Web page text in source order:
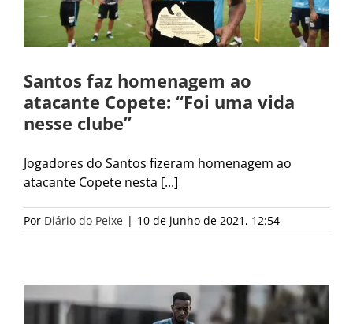
Santos faz homenagem ao
atacante Copete: “Foi uma vida
nesse clube”
Jogadores do Santos fizeram homenagem ao
atacante Copete nesta [...]
Por Diário do Peixe | 10 de junho de 2021, 12:54